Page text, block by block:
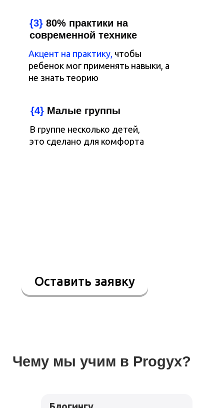
В группе несколько детей,
это сделано для комфорта
{4} Малые группы
Акцент на практику, чтобы
ребенок мог применять навыки, а
не знать теорию
{3} 80% практики на
современной технике
Оставить заявку
Чему мы учим в Progyx?